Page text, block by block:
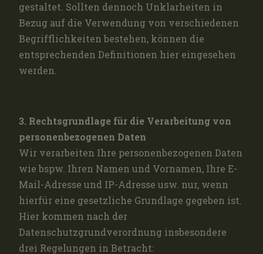
gestaltet. Sollten dennoch Unklarheiten in
Bezug auf die Verwendung von verschiedenen
Begrifflichkeiten bestehen, können die
entsprechenden Definitionen hier eingesehen
werden.
3. Rechtsgrundlage für die Verarbeitung von
personenbezogenen Daten
Wir verarbeiten Ihre personenbezogenen Daten
wie bspw. Ihren Namen und Vornamen, Ihre E-
Mail-Adresse und IP-Adresse usw. nur, wenn
hierfür eine gesetzliche Grundlage gegeben ist.
Hier kommen nach der
Datenschutzgrundverordnung insbesondere
drei Regelungen in Betracht: